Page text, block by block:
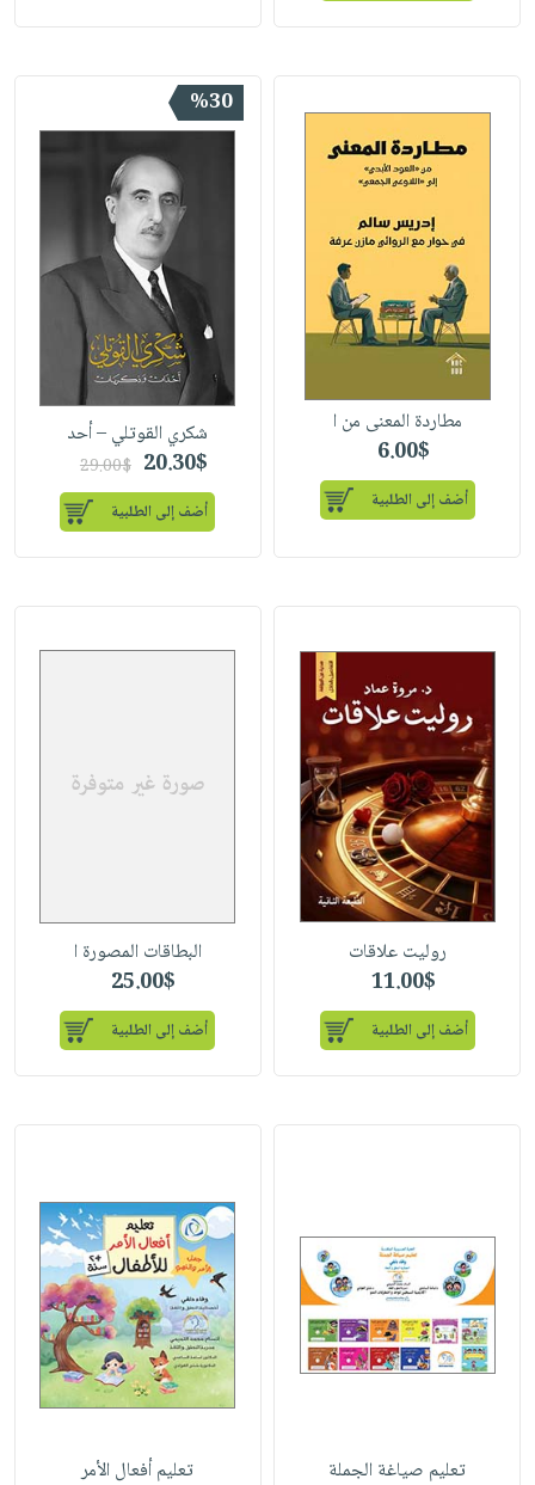
مطاردة المعنى من ا
6.00$
أضف إلى الطلبية
%30
شكري القوتلي – أحد
20.30$
29.00$
أضف إلى الطلبية
روليت علاقات
11.00$
أضف إلى الطلبية
البطاقات المصورة ا
25.00$
أضف إلى الطلبية
تعلیم صیاغة الجملة تعلیم أفعال الأمر